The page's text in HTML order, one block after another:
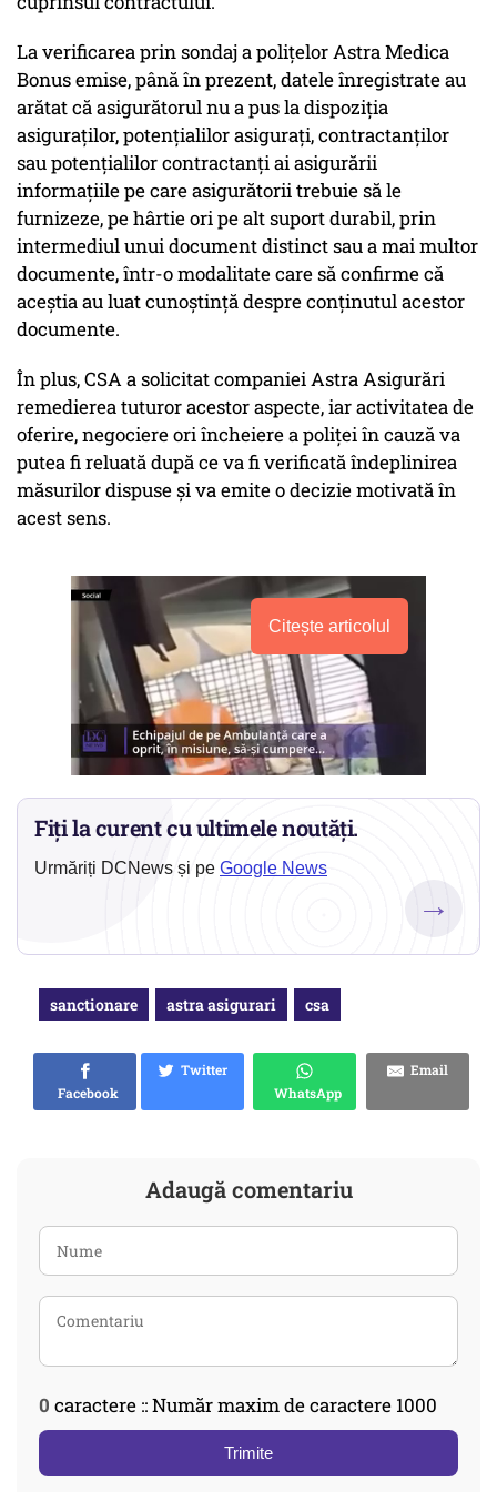
La verificarea prin sondaj a polițelor Astra Medica
Bonus emise, până în prezent, datele înregistrate au
arătat că asigurătorul nu a pus la dispoziţia
asiguraţilor, potenţialilor asiguraţi, contractanţilor
sau potenţialilor contractanţi ai asigurării
informaţiile pe care asigurătorii trebuie să le
furnizeze, pe hârtie ori pe alt suport durabil, prin
intermediul unui document distinct sau a mai multor
documente, într-o modalitate care să confirme că
aceştia au luat cunoştinţă despre conţinutul acestor
documente.
În plus, CSA a solicitat companiei Astra Asigurări
remedierea tuturor acestor aspecte, iar activitatea de
oferire, negociere ori încheiere a poliţei în cauză va
putea fi reluată după ce va fi verificată îndeplinirea
măsurilor dispuse şi va emite o decizie motivată în
acest sens.
Citește articolul
Fiți la curent cu ultimele noutăți.
Urmăriți DCNews și pe Google News
→
sanctionare astra asigurari csa
Facebook
Twitter
WhatsApp
Email
Adaugă comentariu
0 caractere :: Număr maxim de caractere 1000
Trimite